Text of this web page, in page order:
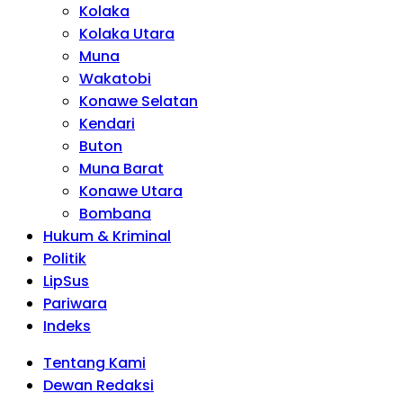
Kolaka
Kolaka Utara
Muna
Wakatobi
Konawe Selatan
Kendari
Buton
Muna Barat
Konawe Utara
Bombana
Hukum & Kriminal
Politik
LipSus
Pariwara
Indeks
Tentang Kami
Dewan Redaksi